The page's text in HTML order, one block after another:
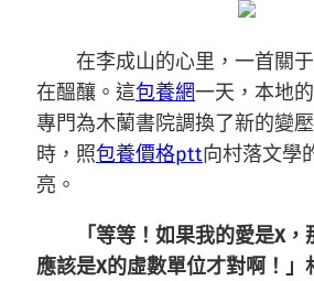
在李成山的心里，一首關
在醞釀。這包養網一天，本地的
專門為木蘭書院調換了新的變
時，照包養價格ptt向村落文學
亮。
「等等！如果我的愛是X
應該是X的虛數單位才對啊！」